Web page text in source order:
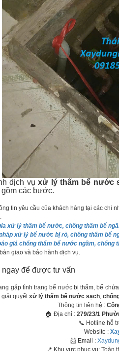
dịch vụxử lý thấm bể nước
gồm các bước.
tin yêu cầu của khách hàng tại các chi
.
xử lý thấm bể nước, chống thấm bể
xử lý bể nước bị rò, chống thấm bể
giá chống thấm bể nước ngầm, chống
giao và bảo hành dịch vụ.
ngay để được tư vấn
gặp tình trạng bể nước bị thấm, bể
giải quyếtxử lý thấm bể nước sạch,
Thông tin liên hệ :
🏠 Địa chỉ : 279/23/1
📞 Hotline hỗ
Website :
📨 Email :
📍 Khu vực phục vụ: Toàn